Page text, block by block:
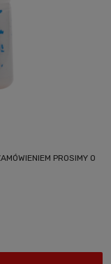
PROSIMY O